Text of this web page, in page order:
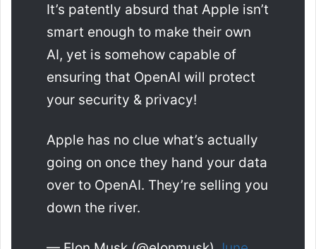
It’s patently absurd that Apple isn’t
smart enough to make their own
AI, yet is somehow capable of
ensuring that OpenAI will protect
your security & privacy!
Apple has no clue what’s actually
going on once they hand your data
over to OpenAI. They’re selling you
down the river.